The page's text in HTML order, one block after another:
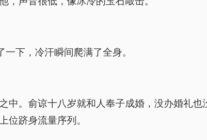
下，冷汗瞬间爬满了全身。
中。俞谅十八岁就和人奉子成婚，没办婚礼
位跻身流量序列。